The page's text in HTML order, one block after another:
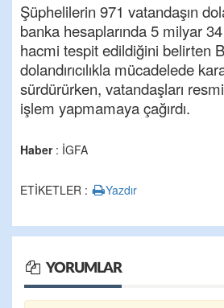
Şüphelilerin 971 vatandaşın
banka hesaplarında 5 milyar
hacmi tespit edildiğini belirten
dolandırıcılıkla mücadelede
sürdürürken, vatandaşları
işlem yapmamaya çağırdı.
Haber: İGFA
ETİKETLER : Yazdır
YORUMLAR